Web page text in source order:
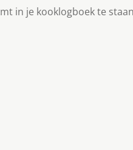
in je kooklogboek te